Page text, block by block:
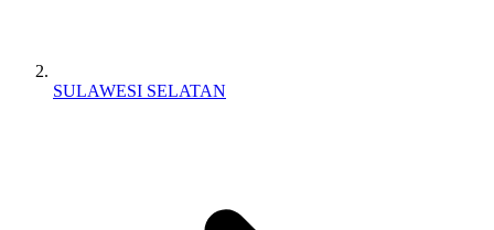
SULAWESI SELATAN